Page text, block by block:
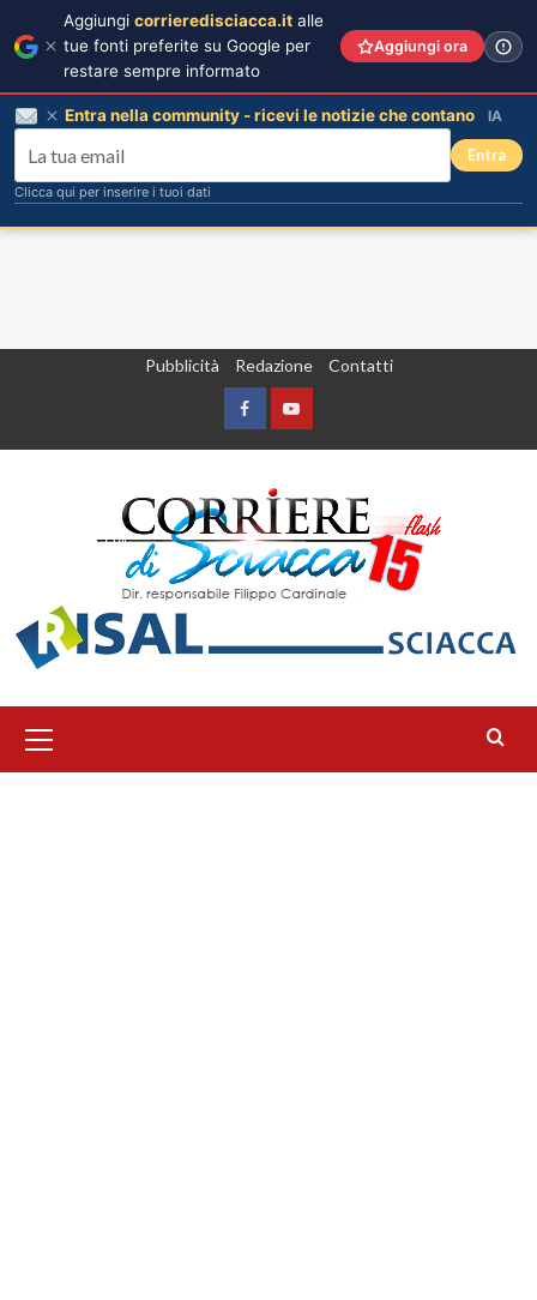
Pubblicità Redazione Contatti
FacebookYountube
principale
Aggiungi corrieredisciacca.it alle
tue fonti preferite su Google per
restare sempre informato
Aggiungi ora
Entra nella community - ricevi le notizie che contano IA
Entra
Clicca qui per inserire i tuoi dati